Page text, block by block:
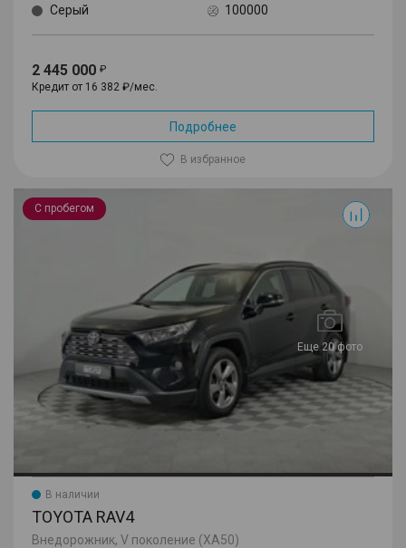
Серый 100000
2 445 000
Кредит от 16 382 ₽/мес.
Подробнее
В избранное
С пробегом
Еще 20 фото
RAV4
В наличии
TOYOTA RAV4
Внедорожник, V поколение (XA50)